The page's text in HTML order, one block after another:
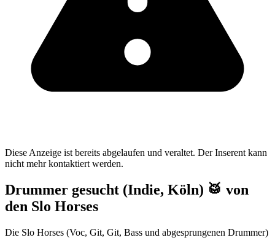
Diese Anzeige ist bereits abgelaufen und veraltet. Der Inserent kann
nicht mehr kontaktiert werden.
Drummer gesucht (Indie, Köln) 🥁 von
den Slo Horses
Die Slo Horses (Voc, Git, Git, Bass und abgesprungenen Drummer)